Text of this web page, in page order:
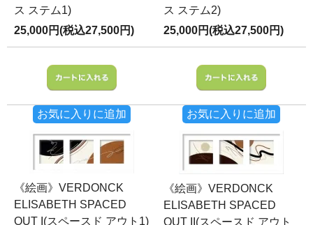
ス ステム1)
25,000円(税込27,500円)
お気に入りに追加
ス ステム2)
25,000円(税込27,500円)
お気に入りに追加
《絵画》VERDONCK
ELISABETH SPACED
OUT I(スペースド アウト1)
《絵画》VERDONCK
ELISABETH SPACED
OUT II(スペースド アウト